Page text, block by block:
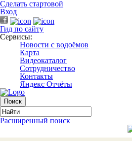
Сделать стартовой
Вход
Гид по сайту
Сервисы:
Новости с водоёмов
Карта
Видеокаталог
Сотрудничество
Контакты
Яндекс Отчёты
Расширенный поиск